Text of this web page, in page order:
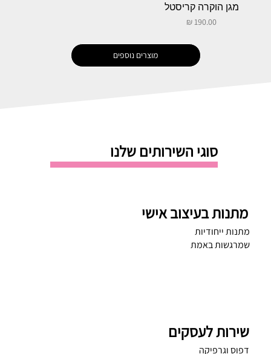
מגן הוקרה קריסטל
מחיר
מוצרים נוספים
סוגי השירותים שלנו
מתנות בעיצוב אישי
מתנות ייחודיות
שמרגשות באמת
שירות לעסקים
דפוס וגרפיקה